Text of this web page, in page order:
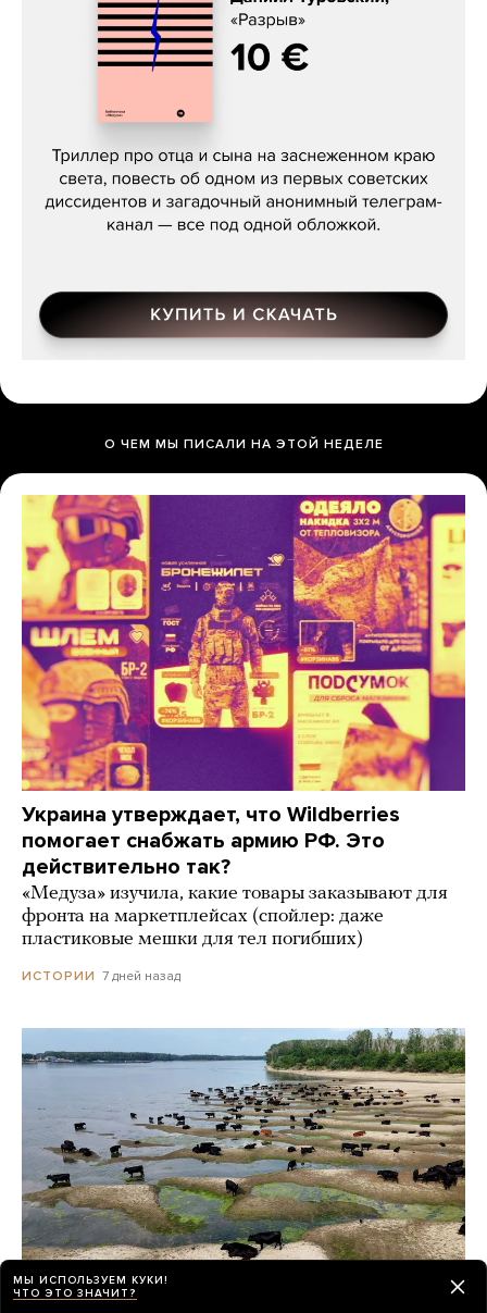
Даниил Туровский, «Разрыв»
О ЧЕМ МЫ ПИСАЛИ НА ЭТОЙ НЕДЕЛЕ
Украина утверждает, что Wildberries
помогает снабжать армию РФ. Это
действительно так?
«Медуза» изучила, какие товары заказывают для
фронта на маркетплейсах (спойлер: даже
пластиковые мешки для тел погибших)
ИСТОРИИ 7 дней назад
МЫ ИСПОЛЬЗУЕМ КУКИ!
ЧТО ЭТО ЗНАЧИТ?